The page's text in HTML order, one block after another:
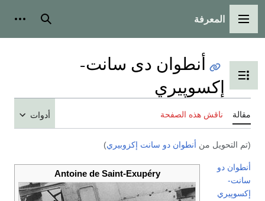
القائمة الرئيسية
المعرفة بحث
تبديل عرض جدول المحتويات
أنطوان دى سانت-
إكسوپيري
مقالة ناقش هذه الصفحة أدوات
(تم التحويل من أنطوان دو سانت إكزوبيري)
Antoine de Saint-Exupéry
أنطوان دو
سانت-
إكسوپيري